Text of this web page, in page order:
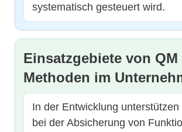
systematisch gesteuert wird.
Einsatzgebiete von QM
Methoden im
In der Entwicklung unterstützen
bei der Absicherung von